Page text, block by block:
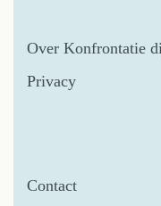
Over Konfrontatie
Privacy
Contact